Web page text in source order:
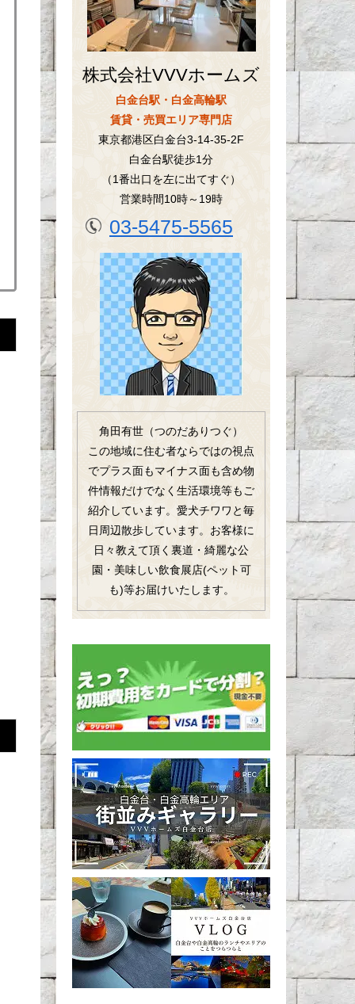
株式会社VVVホームズ
白金台駅・白金高輪駅
賃貸・売買エリア専門店
東京都港区白金台3-14-35-2F
白金台駅徒歩1分
（1番出口を左に出てすぐ）
営業時間10時～19時
03-5475-5565
角田有世（つのだありつぐ）
この地域に住む者ならではの視点
でプラス面もマイナス面も含め物
件情報だけでなく生活環境等もご
紹介しています。愛犬チワワと毎
日周辺散歩しています。お客様に
日々教えて頂く裏道・綺麗な公
園・美味しい飲食展店(ペット可
も)等お届けいたします。